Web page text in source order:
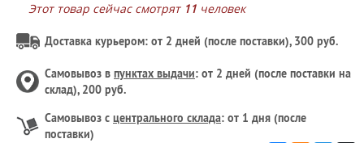
Этот товар сейчас смотрят 11 человек
Доставка курьером: от 2 дней (после поставки), 300 руб.
Самовывоз в пунктах выдачи: от 2 дней (после поставки на
склад), 200 руб.
Самовывоз с центрального склада: от 1 дня (после
поставки)